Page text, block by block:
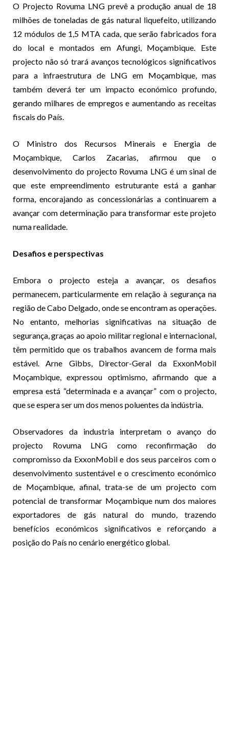
O Projecto Rovuma LNG prevê a produção anual de 18
milhões de toneladas de gás natural liquefeito, utilizando
12 módulos de 1,5 MTA cada, que serão fabricados fora
do local e montados em Afungi, Moçambique. Este
projecto não só trará avanços tecnológicos significativos
para a infraestrutura de LNG em Moçambique, mas
também deverá ter um impacto económico profundo,
gerando milhares de empregos e aumentando as receitas
fiscais do País.
O Ministro dos Recursos Minerais e Energia de
Moçambique, Carlos Zacarias, afirmou que o
desenvolvimento do projecto Rovuma LNG é um sinal de
que este empreendimento estruturante está a ganhar
forma, encorajando as concessionárias a continuarem a
avançar com determinação para transformar este projeto
numa realidade.
Desafios e perspectivas
Embora o projecto esteja a avançar, os desafios
permanecem, particularmente em relação à segurança na
região de Cabo Delgado, onde se encontram as operações.
No entanto, melhorias significativas na situação de
segurança, graças ao apoio militar regional e internacional,
têm permitido que os trabalhos avancem de forma mais
estável. Arne Gibbs, Director-Geral da ExxonMobil
Moçambique, expressou optimismo, afirmando que a
empresa está “determinada e a avançar” com o projecto,
que se espera ser um dos menos poluentes da indústria.
Observadores da industria interpretam o avanço do
projecto Rovuma LNG como reconfirmação do
compromisso da ExxonMobil e dos seus parceiros com o
desenvolvimento sustentável e o crescimento económico
de Moçambique, afinal, trata-se de um projecto com
potencial de transformar Moçambique num dos maiores
exportadores de gás natural do mundo, trazendo
benefícios económicos significativos e reforçando a
posição do País no cenário energético global.